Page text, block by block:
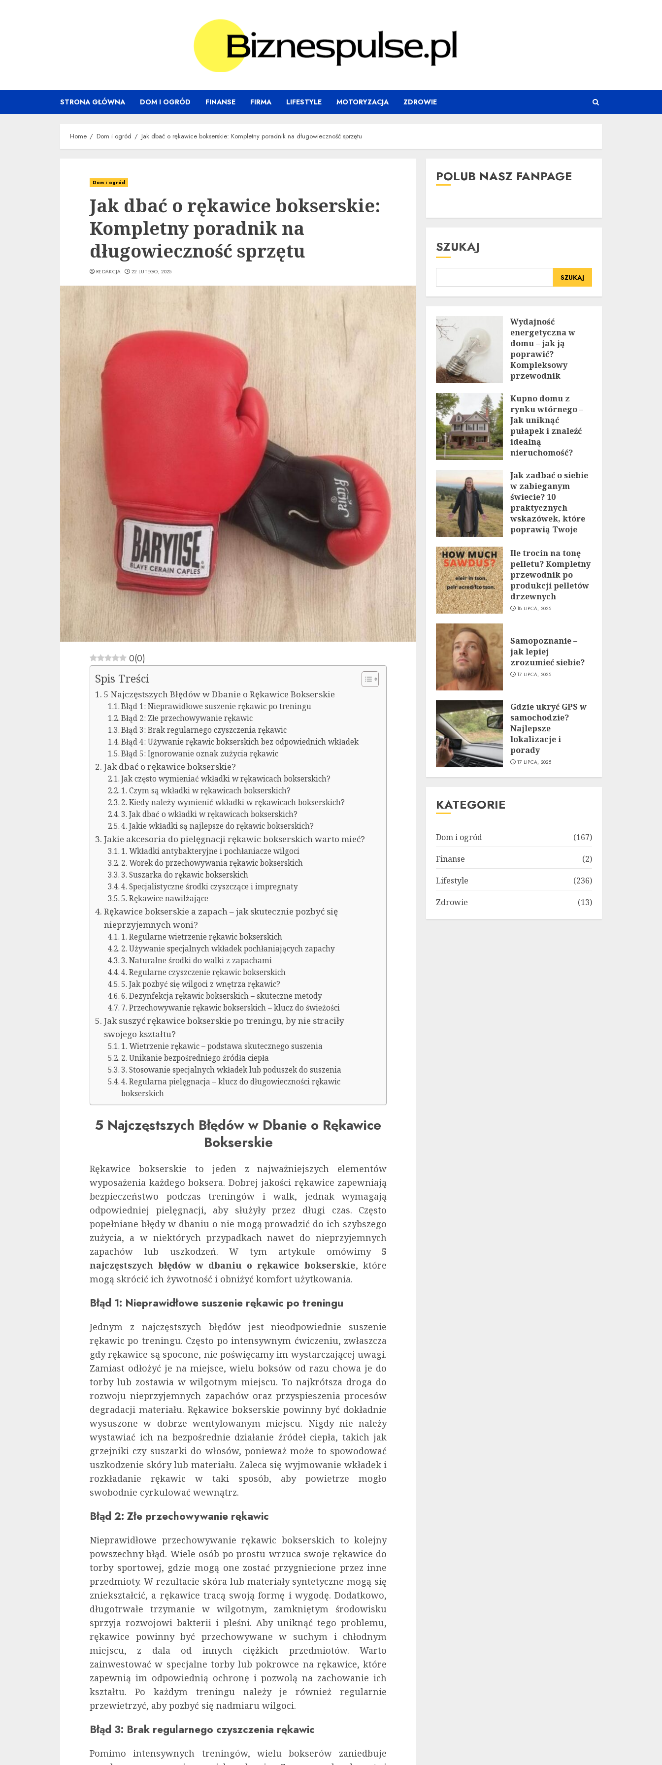
STRONA GŁÓWNA DOM I OGRÓD FINANSE FIRMA LIFESTYLE MOTORYZACJA ZDROWIE
Home Dom i ogród Jak dbać o rękawice bokserskie: Kompletny poradnik na długowieczność sprzętu
Dom i ogród
Jak dbać o rękawice bokserskie:
Kompletny poradnik na
długowieczność sprzętu
REDAKCJA 22 LUTEGO, 2025
0(0)
Spis Treści
5 Najczęstszych Błędów w Dbanie o Rękawice Bokserskie
Błąd 1: Nieprawidłowe suszenie rękawic po treningu
Błąd 2: Złe przechowywanie rękawic
Błąd 3: Brak regularnego czyszczenia rękawic
Błąd 4: Używanie rękawic bokserskich bez odpowiednich wkładek
Błąd 5: Ignorowanie oznak zużycia rękawic
Jak dbać o rękawice bokserskie?
Jak często wymieniać wkładki w rękawicach bokserskich?
1. Czym są wkładki w rękawicach bokserskich?
2. Kiedy należy wymienić wkładki w rękawicach bokserskich?
3. Jak dbać o wkładki w rękawicach bokserskich?
4. Jakie wkładki są najlepsze do rękawic bokserskich?
Jakie akcesoria do pielęgnacji rękawic bokserskich warto mieć?
1. Wkładki antybakteryjne i pochłaniacze wilgoci
2. Worek do przechowywania rękawic bokserskich
3. Suszarka do rękawic bokserskich
4. Specjalistyczne środki czyszczące i impregnaty
5. Rękawice nawilżające
Rękawice bokserskie a zapach – jak skutecznie pozbyć się
nieprzyjemnych woni?
1. Regularne wietrzenie rękawic bokserskich
2. Używanie specjalnych wkładek pochłaniających zapachy
3. Naturalne środki do walki z zapachami
4. Regularne czyszczenie rękawic bokserskich
5. Jak pozbyć się wilgoci z wnętrza rękawic?
6. Dezynfekcja rękawic bokserskich – skuteczne metody
7. Przechowywanie rękawic bokserskich – klucz do świeżości
Jak suszyć rękawice bokserskie po treningu, by nie straciły
swojego kształtu?
1. Wietrzenie rękawic – podstawa skutecznego suszenia
2. Unikanie bezpośredniego źródła ciepła
3. Stosowanie specjalnych wkładek lub poduszek do suszenia
4. Regularna pielęgnacja – klucz do długowieczności rękawic
bokserskich
5 Najczęstszych Błędów w Dbanie o Rękawice
Bokserskie
Rękawice bokserskie to jeden z najważniejszych elementów
wyposażenia każdego boksera. Dobrej jakości rękawice zapewniają
bezpieczeństwo podczas treningów i walk, jednak wymagają
odpowiedniej pielęgnacji, aby służyły przez długi czas. Często
popełniane błędy w dbaniu o nie mogą prowadzić do ich szybszego
zużycia, a w niektórych przypadkach nawet do nieprzyjemnych
zapachów lub uszkodzeń. W tym artykule omówimy5
najczęstszych błędów w dbaniu o rękawice bokserskie, które
mogą skrócić ich żywotność i obniżyć komfort użytkowania.
Błąd 1: Nieprawidłowe suszenie rękawic po treningu
Jednym z najczęstszych błędów jest nieodpowiednie suszenie
rękawic po treningu. Często po intensywnym ćwiczeniu, zwłaszcza
gdy rękawice są spocone, nie poświęcamy im wystarczającej uwagi.
Zamiast odłożyć je na miejsce, wielu boksów od razu chowa je do
torby lub zostawia w wilgotnym miejscu. To najkrótsza droga do
rozwoju nieprzyjemnych zapachów oraz przyspieszenia procesów
degradacji materiału. Rękawice bokserskie powinny być dokładnie
wysuszone w dobrze wentylowanym miejscu. Nigdy nie należy
wystawiać ich na bezpośrednie działanie źródeł ciepła, takich jak
grzejniki czy suszarki do włosów, ponieważ może to spowodować
uszkodzenie skóry lub materiału. Zaleca się wyjmowanie wkładek i
rozkładanie rękawic w taki sposób, aby powietrze mogło
swobodnie cyrkulować wewnątrz.
Błąd 2: Złe przechowywanie rękawic
Nieprawidłowe przechowywanie rękawic bokserskich to kolejny
powszechny błąd. Wiele osób po prostu wrzuca swoje rękawice do
torby sportowej, gdzie mogą one zostać przygniecione przez inne
przedmioty. W rezultacie skóra lub materiały syntetyczne mogą się
zniekształcić, a rękawice tracą swoją formę i wygodę. Dodatkowo,
długotrwałe trzymanie w wilgotnym, zamkniętym środowisku
sprzyja rozwojowi bakterii i pleśni. Aby uniknąć tego problemu,
rękawice powinny być przechowywane w suchym i chłodnym
miejscu, z dala od innych ciężkich przedmiotów. Warto
zainwestować w specjalne torby lub pokrowce na rękawice, które
zapewnią im odpowiednią ochronę i pozwolą na zachowanie ich
kształtu. Po każdym treningu należy je również regularnie
przewietrzyć, aby pozbyć się nadmiaru wilgoci.
Błąd 3: Brak regularnego czyszczenia rękawic
Pomimo intensywnych treningów, wielu bokserów zaniedbuje
POLUB NASZ FANPAGE
SZUKAJ
SZUKAJ
Wydajność
energetyczna w
domu – jak ją
poprawić?
Kompleksowy
przewodnik
Kupno domu z
rynku wtórnego –
Jak uniknąć
pułapek i znaleźć
idealną
nieruchomość?
Jak zadbać o siebie
w zabieganym
świecie? 10
praktycznych
wskazówek, które
poprawią Twoje
19 LIPCA, 2025
Ile trocin na tonę
pelletu? Kompletny
przewodnik po
produkcji pelletów
drzewnych
18 LIPCA, 2025
Samopoznanie –
jak lepiej
zrozumieć siebie?
17 LIPCA, 2025
Gdzie ukryć GPS w
samochodzie?
Najlepsze
lokalizacje i
porady
17 LIPCA, 2025
KATEGORIE
Dom i ogród
(167)
Finanse
(2)
Lifestyle
(236)
Zdrowie
(13)